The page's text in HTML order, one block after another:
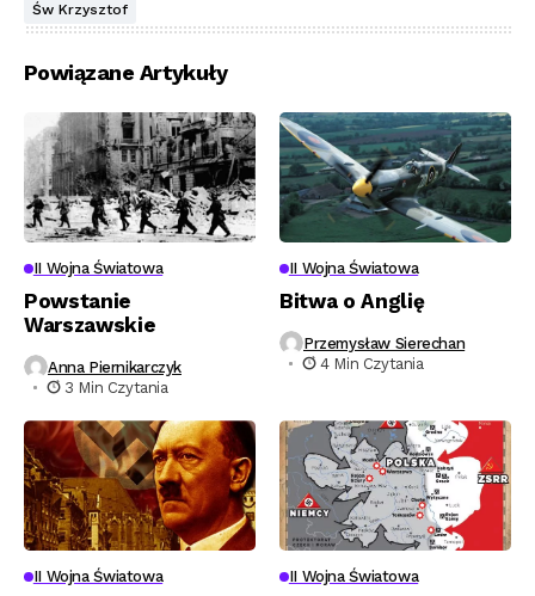
Św Krzysztof
Powiązane Artykuły
II Wojna Światowa
Powstanie
Warszawskie
Anna Piernikarczyk
3 Min Czytania
II Wojna Światowa
Bitwa o Anglię
Przemysław Sierechan
4 Min Czytania
II Wojna Światowa II Wojna Światowa